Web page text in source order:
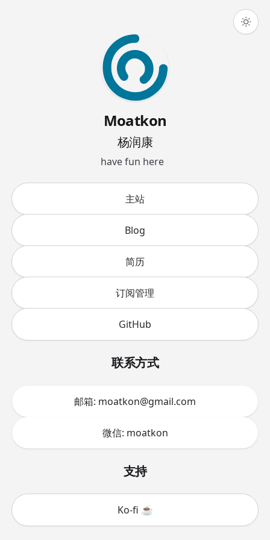
Moatkon
杨润康
have fun here
主站
Blog
简历
订阅管理
GitHub
联系方式
邮箱: moatkon@gmail.com
微信: moatkon
支持
Ko-fi ☕️